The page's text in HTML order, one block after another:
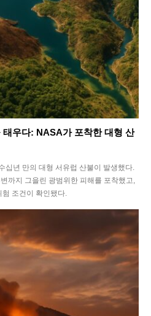
태우다: NASA가 포착한 대형 산
십년 만의 대형 서유럽 산불이 발생했다.
까지 그을린 광범위한 피해를 포착했고,
험 조건이 확인됐다.